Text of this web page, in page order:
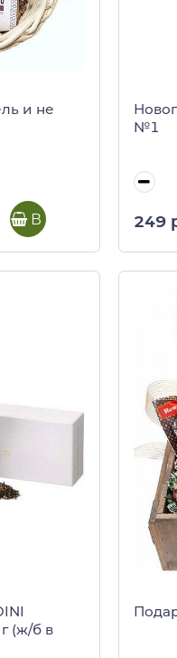
и не
В корзину
№1
249
г (ж/б в